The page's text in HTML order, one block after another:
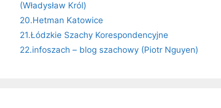
(Władysław Król)
20.Hetman Katowice
21.Łódzkie Szachy Korespondencyjne
22.infoszach – blog szachowy (Piotr Nguyen)